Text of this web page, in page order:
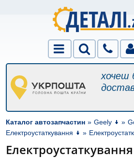
хочеш
Каталог автозапчастин » Geely »
Електроустаткування
»
Електроустаткування